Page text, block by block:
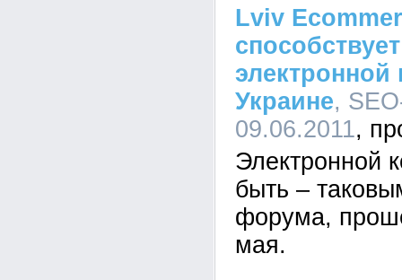
Lviv
Украине,
09.06.2011
Электронной
быть –
форума,
мая.